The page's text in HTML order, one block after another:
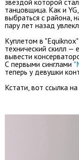
танцовщица. Как и
выбраться с района,
пару лет назад
Куплетом в
технический скилл —
вывести
С первыми синглами
теперь у девушки
Кстати, вот ссылка на